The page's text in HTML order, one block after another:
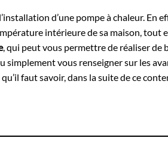
d’une pompe à chaleur. En
intérieure de sa maison, tout
, qui peut vous permettre de réaliser de
simplement vous renseigner sur les
faut savoir, dans la suite de ce